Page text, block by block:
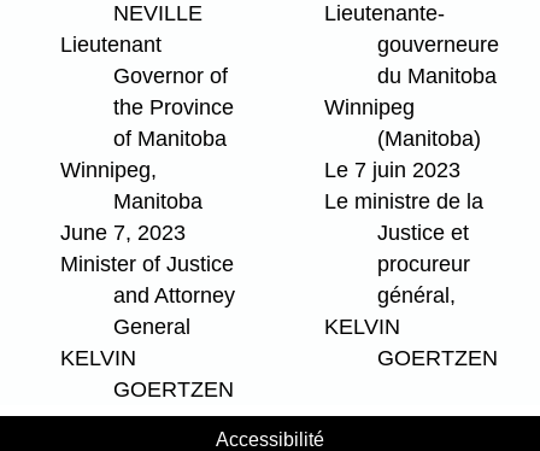
NEVILLE
Lieutenant
Governor of
the Province
of Manitoba
Winnipeg,
Manitoba
June 7, 2023
Minister of Justice
and Attorney
General
KELVIN
GOERTZEN
Lieutenante-
gouverneure
du Manitoba
Winnipeg
(Manitoba)
Le 7 juin 2023
Le ministre de la
Justice et
procureur
général,
KELVIN
GOERTZEN
Accessibilité